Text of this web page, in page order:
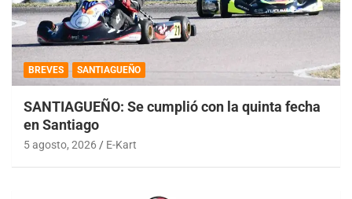
BREVES SANTIAGUEÑO
SANTIAGUEÑO: Se cumplió con la quinta fecha
en Santiago
5 agosto, 2026 E-Kart